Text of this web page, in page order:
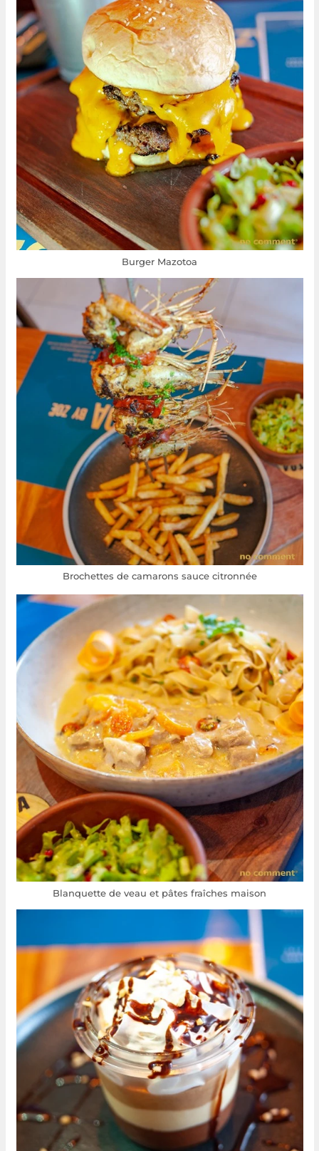
Burger Mazotoa
Brochettes de camarons sauce citronnée
Blanquette de veau et pâtes fraîches maison